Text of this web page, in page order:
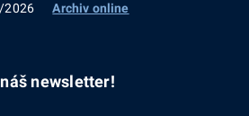
2026 Archiv online
newsletter!